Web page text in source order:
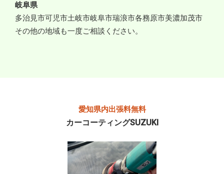
岐阜県
多治見市可児市土岐市岐阜市瑞浪市各務原市美濃加茂市
その他の地域も一度ご相談ください。
愛知県内出張料無料
カーコーティングSUZUKI